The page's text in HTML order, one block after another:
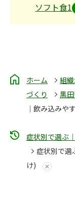
ソフト食1
ホーム 組
づくり
黒
｜飲み込みや
症状別で選ぶ
症状別で選
け)